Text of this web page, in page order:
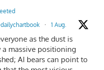
· 1 Aug.
as the dust is
a massive positioning
AI bears can point to